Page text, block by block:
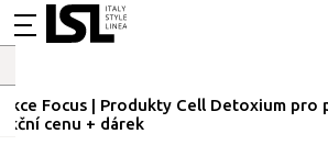
Akce Focus | Produkty Cell Detoxium
akční cenu + dárek